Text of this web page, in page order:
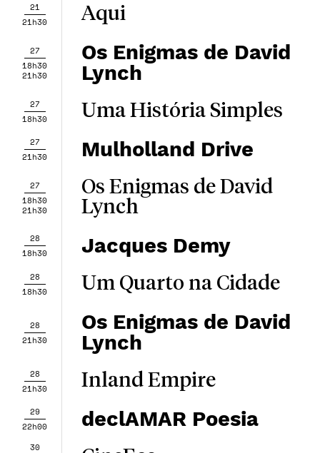
21
21h30
Aqui
27
18h30
21h30
Os Enigmas de David
Lynch
27
18h30
Uma História Simples
27
21h30
Mulholland Drive
27
18h30
21h30
Os Enigmas de David
Lynch
28
18h30
Jacques Demy
28
18h30
Um Quarto na Cidade
28
21h30
Os Enigmas de David
Lynch
28
21h30
Inland Empire
29
22h00
declAMAR Poesia
30